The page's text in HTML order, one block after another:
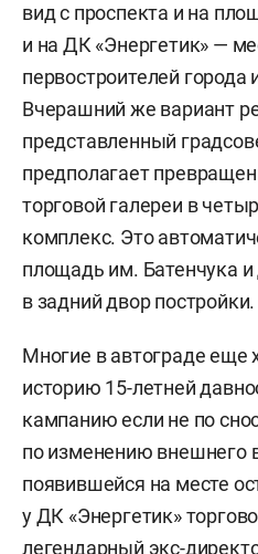
вид с проспекта и на
и на ДК «Энергетик» —
первостроителей
Вчерашний же вариант
представленный
предполагает
торговой галереи в
комплекс. Это
площадь им. Батенчука
в задний двор постройки.
Многие в автограде еще
историю 15-летней
кампанию если не по
по изменению внешнего
появившейся на месте
у ДК «Энергетик»
легендарный экс-